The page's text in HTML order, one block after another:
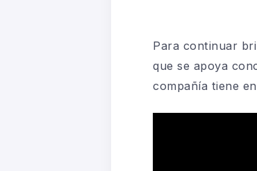
Para continuar
que se apoya
compañía tiene